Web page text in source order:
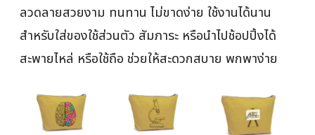
ลวดลายสวยงาม ทนทาน ไม่ขาดง่าย ใช้งานได้นาน
สำหรับใส่ของใช้ส่วนตัว สัมภาระ หรือนำไปช้อปปิ้งได้
สะพายไหล่ หรือใช้ถือ ช่วยให้สะดวกสบาย พกพาง่าย